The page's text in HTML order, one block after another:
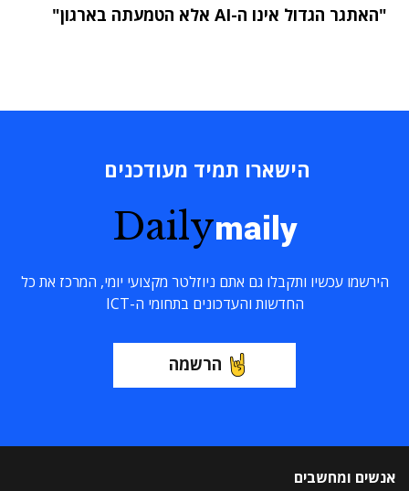
"האתגר הגדול אינו ה-AI אלא הטמעתה בארגון"
הישארו תמיד מעודכנים
Dailymaily
הירשמו עכשיו ותקבלו גם אתם ניוזלטר מקצועי יומי, המרכז את כל
החדשות והעדכונים בתחומי ה-ICT
הרשמה
אנשים ומחשבים